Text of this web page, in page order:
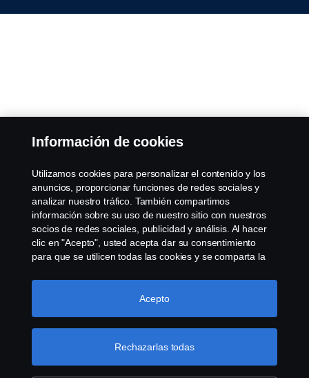
Información de cookies
Utilizamos cookies para personalizar el contenido y los
anuncios, proporcionar funciones de redes sociales y
analizar nuestro tráfico. También compartimos
información sobre su uso de nuestro sitio con nuestros
socios de redes sociales, publicidad y análisis. Al hacer
clic en "Acepto", usted acepta dar su consentimiento
para que se utilicen todas las cookies y se comparta la
haciendo clic en "Configuración de cookies" y
seleccionando las categorías que desea aceptar. Para
Más información sobre su privacidad
Rechazarlas todas
Acepto